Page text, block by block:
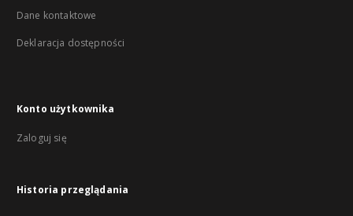
Dane kontaktowe
Deklaracja dostępności
Konto użytkownika
Zaloguj się
Historia przeglądania